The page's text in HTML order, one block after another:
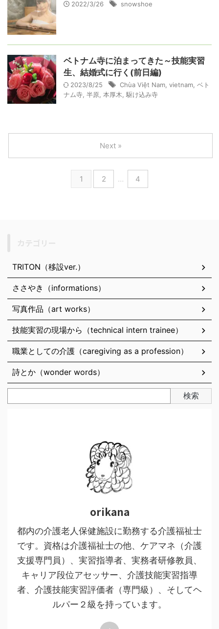
2022/3/26 snowshoe
ベトナム寺に泊まってきた～技能実習
生、結婚式に行く(前日編)
2023/8/25 Chùa Việt Nam vietnam ベト
ナム寺 半原 本厚木 駆け込み寺
1 2 … 4
Next »
TRITON（移設ver.）
ささやき（informations）
写真作品（art works）
技能実習の現場から（technical intern trainee）
職業としての介護（caregiving as a profession）
詩とか（wonder words）
検索
orikana
都内の介護老人保健施設に勤務する介護福祉士
です。資格は介護福祉士の他、ケアマネ（介護
支援専門員）、実習指導者、実務者研修教員、
キャリア段位アセッサー、介護技能実習指導
者、介護技能実習評価者（専門級）、そしてヘ
ルパー２級を持っています。